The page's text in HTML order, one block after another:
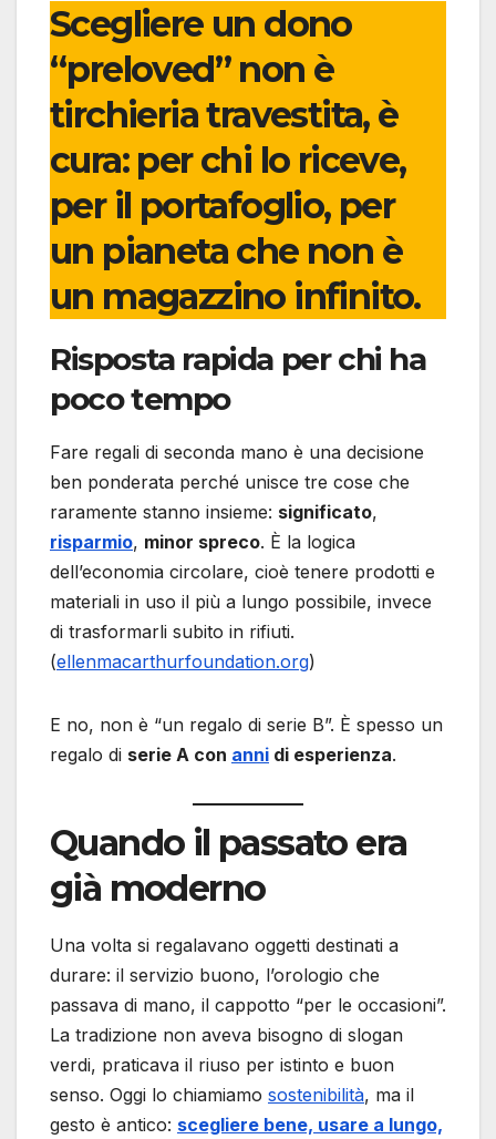
Scegliere un dono
“preloved” non è
tirchieria travestita, è
cura: per chi lo riceve,
per il portafoglio, per
un pianeta che non è
un magazzino infinito.
Risposta rapida per chi ha
poco tempo
Fare regali di seconda mano è una decisione
ben ponderata perché unisce tre cose che
raramente stanno insieme: significato,
risparmio, minor spreco. È la logica
dell’economia circolare, cioè tenere prodotti e
materiali in uso il più a lungo possibile, invece
di trasformarli subito in rifiuti.
(ellenmacarthurfoundation.org)
E no, non è “un regalo di serie B”. È spesso un
regalo di serie A con anni di esperienza.
Quando il passato era
già moderno
Una volta si regalavano oggetti destinati a
durare: il servizio buono, l’orologio che
passava di mano, il cappotto “per le occasioni”.
La tradizione non aveva bisogno di slogan
verdi, praticava il riuso per istinto e buon
senso. Oggi lo chiamiamo sostenibilità, ma il
gesto è antico: scegliere bene, usare a lungo,